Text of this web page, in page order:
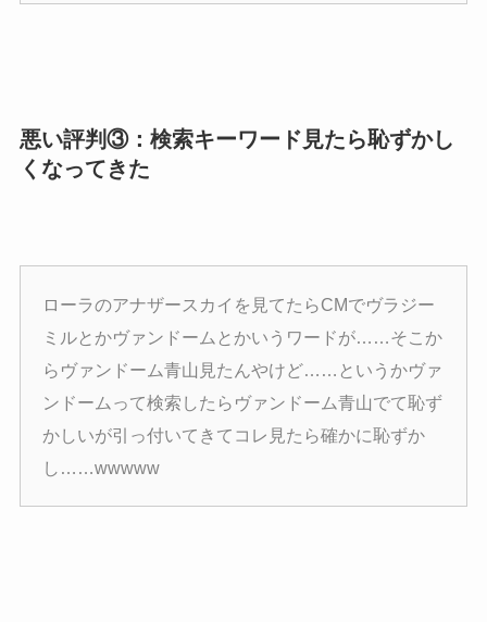
悪い評判③：検索キーワード見たら恥ずかし
くなってきた
ローラのアナザースカイを見てたらCMでヴラジー
ミルとかヴァンドームとかいうワードが……そこか
らヴァンドーム青山見たんやけど……というかヴァ
ンドームって検索したらヴァンドーム青山でて恥ず
かしいが引っ付いてきてコレ見たら確かに恥ずか
し……wwwww